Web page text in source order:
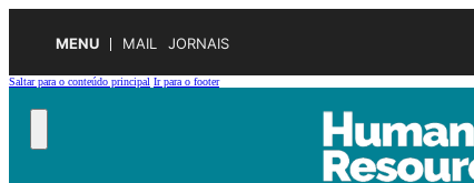
MENU MAIL JORNAIS
Saltar para o conteúdo principal Ir para o footer